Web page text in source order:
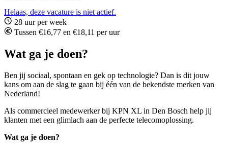
Helaas, deze vacature is niet actief.
28 uur per week
Tussen €16,77 en €18,11 per uur
Wat ga je doen?
Ben jij sociaal, spontaan en gek op technologie? Dan is dit jouw
kans om aan de slag te gaan bij één van de bekendste merken van
Nederland!
Als commercieel medewerker bij KPN XL in Den Bosch help jij
klanten met een glimlach aan de perfecte telecomoplossing.
Wat ga je doen?